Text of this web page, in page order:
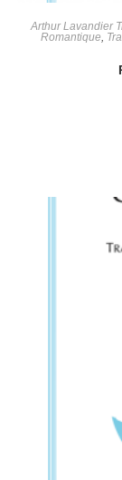
Arthur Lavandier
Romantique,